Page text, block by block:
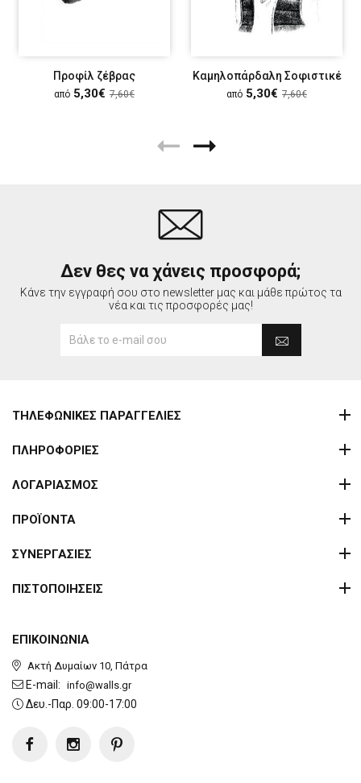
Προφίλ ζέβρας
από 5,30€ 7,60€
Καμηλοπάρδαλη Σοφιστικέ
από 5,30€ 7,60€
Δεν θες να χάνεις προσφορά;
Κάνε την εγγραφή σου στο newsletter μας και μάθε πρώτος τα
νέα και τις προσφορές μας!
ΕΠΙΚΟΙΝΩΝΙΑ
Ακτή Δυμαίων 10, Πάτρα
E-mail: info@walls.gr
Δευ.-Παρ. 09:00-17:00
ΤΗΛΕΦΩΝΙΚΕΣ ΠΑΡΑΓΓΕΛΙΕΣ
ΠΛΗΡΟΦΟΡΙΕΣ
ΛΟΓΑΡΙΑΣΜΟΣ
ΠΡΟΪΟΝΤΑ
ΣΥΝΕΡΓΑΣΙΕΣ
ΠΙΣΤΟΠΟΙΗΣΕΙΣ